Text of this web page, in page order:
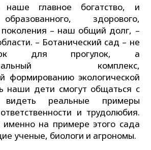
главное богатство, и
здорового,
поколения – наш общий долг, –
– Ботанический сад – не
для прогулок, а
комплекс,
формированию экологической
наши дети смогут общаться с
реальные примеры
и трудолюбия.
на примере этого сада
ученые, биологи и агрономы.